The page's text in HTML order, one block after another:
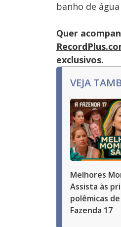
banho de
Quer
exclusivos.
VEJA
Melhores
Assista às
polêmicas
Fazenda 17